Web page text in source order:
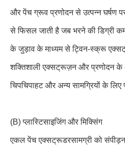
और पेंच ग्रूव प्रणोदन से उत्पन्न घर्षण
से फिसल जाती है जब भरने की डिग्री कम
के जुड़ाव के माध्यम से ट्विन-स्क्रू
शक्तिशाली एक्सट्रूज़न और प्रणोदन के
चिपचिपाहट और अन्य सामग्रियों के लिए
(B) प्लास्टिसाइजिंग और मिक्सिंग
एकल पेंच एक्सट्रूडरसामग्री को